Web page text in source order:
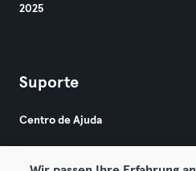
2025
Suporte
Centro de Ajuda